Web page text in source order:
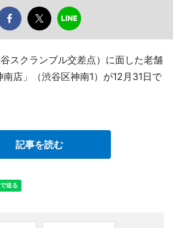
スクランブル交差点）に面した老舗
店」（渋谷区神南1）が12月31日で
記事を読む